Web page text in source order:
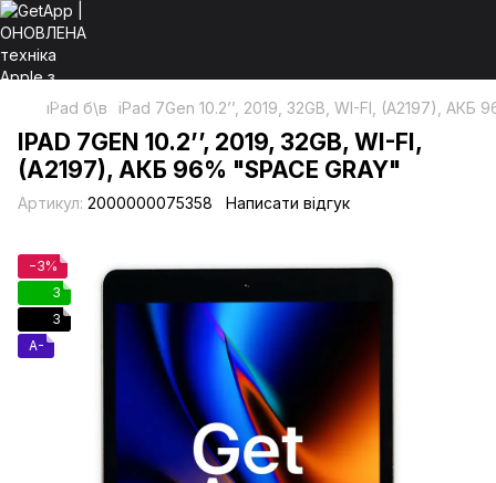
iPad б\в iPad 7Gen 10.2’’, 2019, 32GB, WI-FI, (A2197), АКБ
IPAD 7GEN 10.2’’, 2019, 32GB, WI-FI,
(A2197), АКБ 96% "SPACE GRAY"
Артикул: 2000000075358 Написати відгук
−3%
3
3
A-